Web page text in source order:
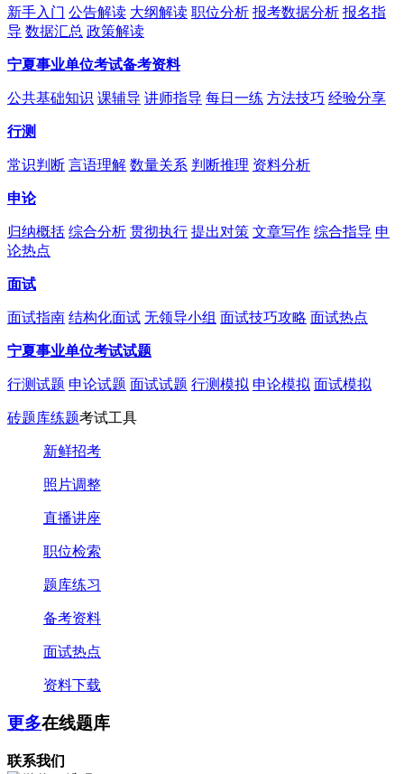
新手入门 公告解读 大纲解读 职位分析 报考数据分析 报名指
导 数据汇总 政策解读
宁夏事业单位考试备考资料
公共基础知识 课辅导 讲师指导 每日一练 方法技巧 经验分享
行测
常识判断 言语理解 数量关系 判断推理 资料分析
申论
归纳概括 综合分析 贯彻执行 提出对策 文章写作 综合指导 申
论热点
面试
面试指南 结构化面试 无领导小组 面试技巧攻略 面试热点
宁夏事业单位考试试题
行测试题 申论试题 面试试题 行测模拟 申论模拟 面试模拟
砖题库练题考试工具
新鲜招考
照片调整
直播讲座
职位检索
题库练习
备考资料
面试热点
资料下载
更多在线题库
联系我们